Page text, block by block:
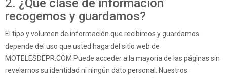
2. ¿Qué clase de información
recogemos y guardamos?
El tipo y volumen de información que recibimos y guardamos
depende del uso que usted haga del sitio web de
MOTELESDEPR.COM Puede acceder a la mayoría de las páginas sin
revelarnos su identidad ni ningún dato personal. Nuestros